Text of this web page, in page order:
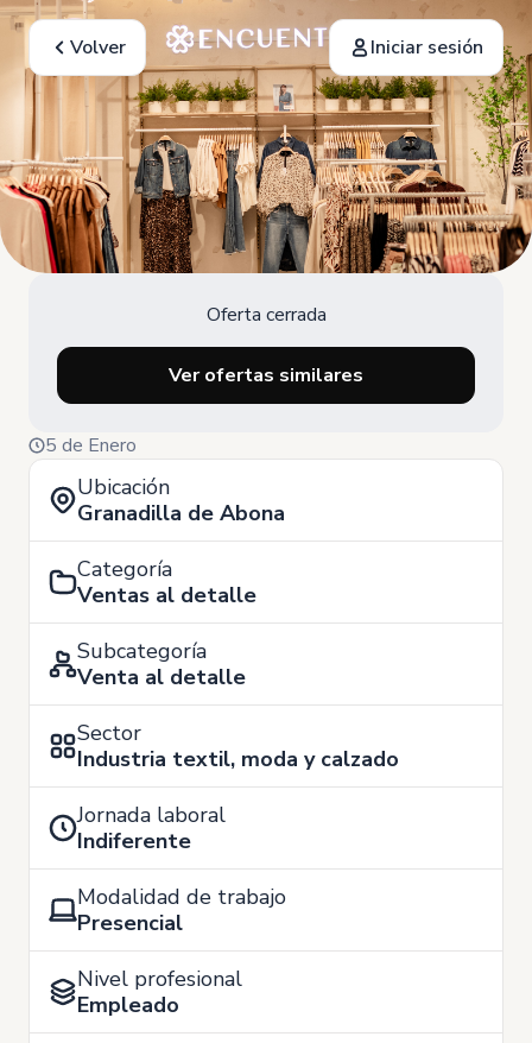
Volver Iniciar sesión
Oferta cerrada
Ver ofertas similares
5 de Enero
Ubicación
Granadilla de Abona
Categoría
Ventas al detalle
Subcategoría
Venta al detalle
Sector
Industria textil, moda y calzado
Jornada laboral
Indiferente
Modalidad de trabajo
Presencial
Nivel profesional
Empleado